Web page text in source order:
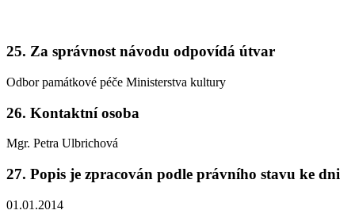
25. Za správnost návodu odpovídá útvar
Odbor památkové péče Ministerstva kultury
26. Kontaktní osoba
Mgr. Petra Ulbrichová
27. Popis je zpracován podle právního stavu ke dni
01.01.2014